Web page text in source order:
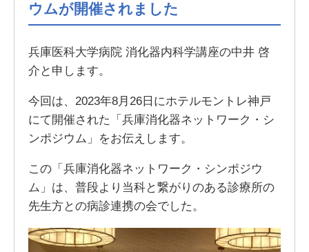
ウムが開催されました
兵庫医科大学病院 消化器内科学講座の中井 啓
介と申します。
今回は、2023年8月26日にホテルモントレ神戸
にて開催された「兵庫消化器ネットワーク・シ
ンポジウム」をお伝えします。
この「兵庫消化器ネットワーク・シンポジウ
ム」は、普段より当科と繋がりのある診療所の
先生方との病診連携の会でした。